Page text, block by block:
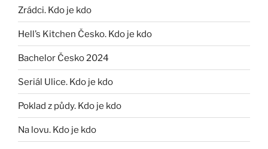
Zrádci. Kdo je kdo
Hell’s Kitchen Česko. Kdo je kdo
Bachelor Česko 2024
Seriál Ulice. Kdo je kdo
Poklad z půdy. Kdo je kdo
Na lovu. Kdo je kdo